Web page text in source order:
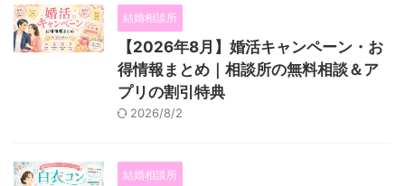
結婚相談所
【2026年8月】婚活キャンペーン・お
得情報まとめ｜相談所の無料相談＆ア
プリの割引特典
2026/8/2
結婚相談所